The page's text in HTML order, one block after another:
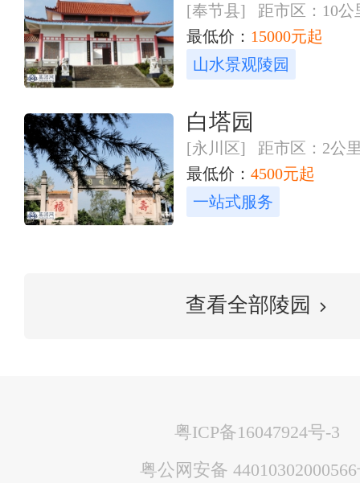
[奉节县] 距市区：10公
最低价： 15000元起
山水景观陵园
白塔园
[永川区] 距市区：2公
最低价： 4500元起
一站式服务
查看全部陵园
粤ICP备16047924号-3
粤公网安备